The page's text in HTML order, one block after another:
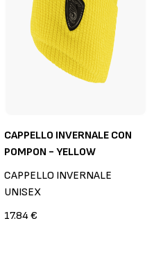
CAPPELLO INVERNALE CON
POMPON - YELLOW
CAPPELLO INVERNALE
UNISEX
17.84 €